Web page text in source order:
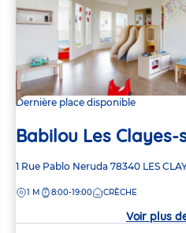
Dernière place disponible
Babilou Les
Adresse
la
1 Rue Pablo Neruda 78340 LES
DISTANCE
1 M 8:00-19:00 CRÈCHE
Voir plus